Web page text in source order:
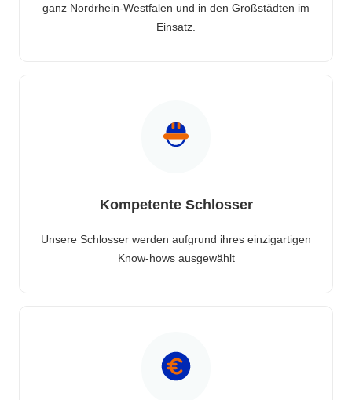
ganz Nordrhein-Westfalen und in den Großstädten im
Einsatz.
Kompetente Schlosser
Unsere Schlosser werden aufgrund ihres einzigartigen
Know-hows ausgewählt